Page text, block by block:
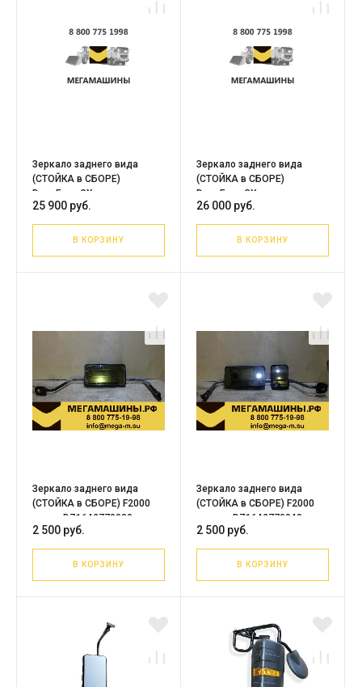
Зеркало заднего вида
(СТОЙКА в СБОРЕ)
DongFeng GX левое
8201005-GX106
25 900 руб.
В КОРЗИНУ
Зеркало заднего вида
(СТОЙКА в СБОРЕ)
DongFeng GX правое
8201015-GX106
26 000 руб.
В КОРЗИНУ
Зеркало заднего вида
(СТОЙКА в СБОРЕ) F2000
левое DZ1642770030
2 500 руб.
В КОРЗИНУ
Зеркало заднего вида
(СТОЙКА в СБОРЕ) F2000
правое DZ1642770040
2 500 руб.
В КОРЗИНУ